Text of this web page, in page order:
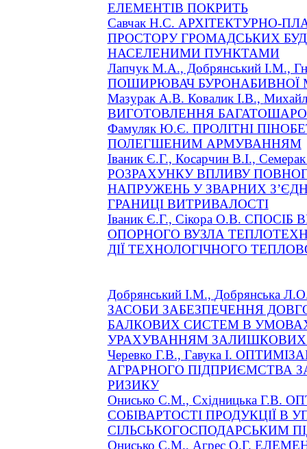
ЕЛЕМЕНТІВ ПОКРИТЬ
СавчакН.С. АРХІТЕКТУРНО-
ПРОСТОРУ ГРОМАДСЬКИХ
НАСЕЛЕНИМИ ПУНКТАМИ
ЛапчукМ.А., Добрянський І.М.,
ПОШИРЮВАЧ БУРОНАБИВНОЇ
МазуракА.В. Ковалик І.В.,
ВИГОТОВЛЕННЯ
ФамулякЮ.Є. ПРОЛІТНІ
ПОЛЕГШЕНИМ АРМУВАННЯМ
Іваник Є.Г., КосарчинВ.І.,
РОЗРАХУНКУ ВПЛИВУ
НАПРУЖЕНЬ У ЗВАРНИХ
ГРАНИЦІ ВИТРИВАЛОСТІ
Іваник Є.Г., СікораО.В. СПОСІБ
ОПОРНОГО ВУЗЛА
ДІЇ ТЕХНОЛОГІЧНОГО
Добрянський І.М., Добрянська
ЗАСОБИ ЗАБЕЗПЕЧЕННЯ
БАЛКОВИХ СИСТЕМ В
УРАХУВАННЯМ ЗАЛИШКОВИХ
Черевко Г.В., ГавукаІ.
АГРАРНОГО ПІДПРИЄМСТВА
РИЗИКУ
Онисько С.М., СхідницькаГ.В.
СОБІВАРТОСТІ ПРОДУКЦІЇ В
СІЛЬСЬКОГОСПОДАРСЬКИМ
Онисько С.М., АгресО.Г.